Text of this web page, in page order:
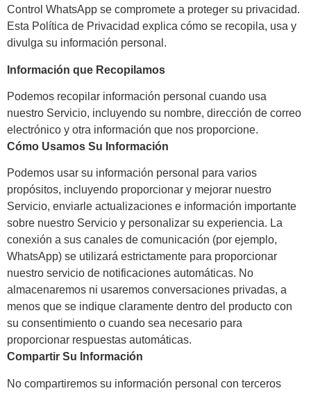
Control WhatsApp se compromete a proteger su privacidad.
Esta Política de Privacidad explica cómo se recopila, usa y
divulga su información personal.
Información que Recopilamos
Podemos recopilar información personal cuando usa
nuestro Servicio, incluyendo su nombre, dirección de correo
electrónico y otra información que nos proporcione.
Cómo Usamos Su Información
Podemos usar su información personal para varios
propósitos, incluyendo proporcionar y mejorar nuestro
Servicio, enviarle actualizaciones e información importante
sobre nuestro Servicio y personalizar su experiencia. La
conexión a sus canales de comunicación (por ejemplo,
WhatsApp) se utilizará estrictamente para proporcionar
nuestro servicio de notificaciones automáticas. No
almacenaremos ni usaremos conversaciones privadas, a
menos que se indique claramente dentro del producto con
su consentimiento o cuando sea necesario para
proporcionar respuestas automáticas.
Compartir Su Información
No compartiremos su información personal con terceros